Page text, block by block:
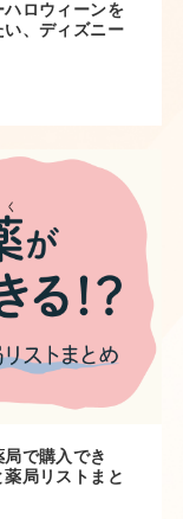
ロウィーンを
、ディズニー
で購入でき
局リストまと